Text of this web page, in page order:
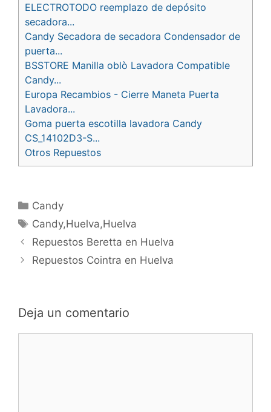
ELECTROTODO reemplazo de depósito
secadora...
Candy Secadora de secadora Condensador de
puerta...
BSSTORE Manilla oblò Lavadora Compatible
Candy...
Europa Recambios - Cierre Maneta Puerta
Lavadora...
Goma puerta escotilla lavadora Candy
CS_14102D3-S...
Otros Repuestos
Categorías
Candy
Etiquetas
Candy,Huelva,Huelva
Navegación
de
entradas
Repuestos Beretta en Huelva
Repuestos Cointra en Huelva
Deja un comentario